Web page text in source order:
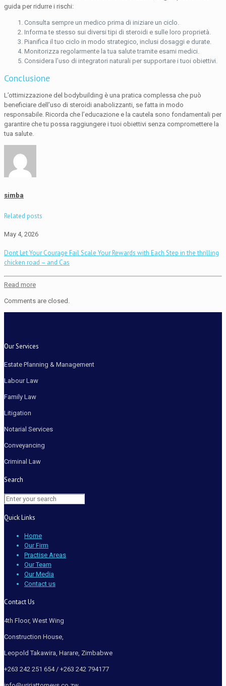
guida per ridurre i rischi:
Consulta sempre un medico prima di iniziare un ciclo.
Informa te stesso sui diversi tipi di steroidi e sulle loro proprietà.
Pianifica il tuo ciclo in modo strategico, inclusi dosaggi e durate.
Monitorizza regolarmente la tua salute tramite esami medici.
Considera l’uso di integratori naturali per supportare i tuoi obiettivi.
Conclusione
L’ottimizzazione del bodybuilding è una pratica complessa che può
beneficiare dell’uso di steroidi anabolizzanti, se fatta in modo
responsabile. Ricorda che l’educazione e la cautela sono fondamentali per
garantire che tu possa raggiungere i tuoi obiettivi senza compromettere la
tua salute.
simba
Related posts
May 4, 2026
Dont Let Your Courage Fail Scale Your Rewards with Each Step in the thrilling
chicken road – and Cas
Read more
Comments are closed.
Our Services
Estate Planning & Management
Labour Law
Family Law
Litigation
Notarial Services
Conveyancing
Criminal Law
Search
Quick Links
Home
Our Firm
Practise Areas
Our Team
Our Media
Contact us
Contact Us
4th Floor, West Wing
Construction House,
Leopold Takawira, Harare, Zimbabwe
+263 242 251 654 / +263 242 794177